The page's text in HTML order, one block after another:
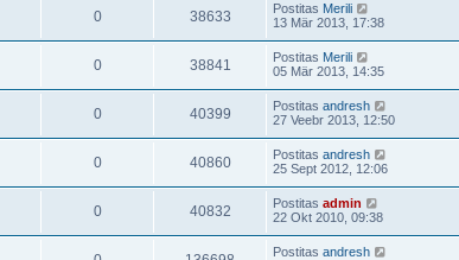
0 38633 Postitas Merili
13 Mär 2013, 17:38
0 38841 Postitas Merili
05 Mär 2013, 14:35
0 40399 Postitas andresh
27 Veebr 2013, 12:50
0 40860 Postitas andresh
25 Sept 2012, 12:06
0 40832 Postitas admin
22 Okt 2010, 09:38
Postitas andresh